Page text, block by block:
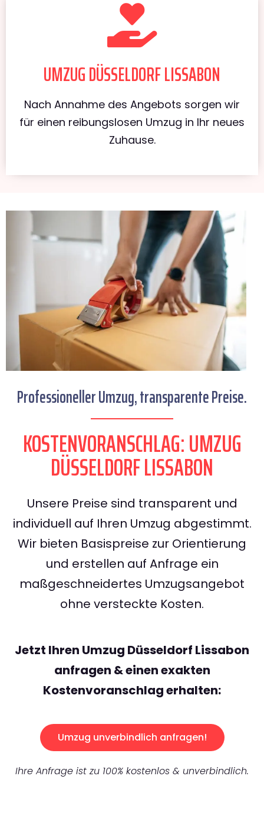
UMZUG DÜSSELDORF LISSABON
Nach Annahme des Angebots sorgen wir
für einen reibungslosen Umzug in Ihr neues
Zuhause.
Professioneller Umzug, transparente Preise.
KOSTENVORANSCHLAG: UMZUG
DÜSSELDORF LISSABON
Unsere Preise sind transparent und
individuell auf Ihren Umzug abgestimmt.
Wir bieten Basispreise zur Orientierung
und erstellen auf Anfrage ein
maßgeschneidertes Umzugsangebot
ohne versteckte Kosten.
Jetzt Ihren Umzug Düsseldorf Lissabon
anfragen & einen exakten
Kostenvoranschlag erhalten:
Umzug unverbindlich anfragen!
Ihre Anfrage ist zu 100% kostenlos & unverbindlich.